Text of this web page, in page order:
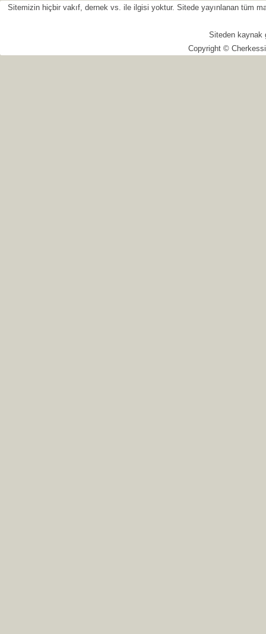
Sitemizin hiçbir vakıf, dernek vs. ile ilgisi yoktur. Sitede yayınlanan tüm
Siteden kaynak
Copyright ©